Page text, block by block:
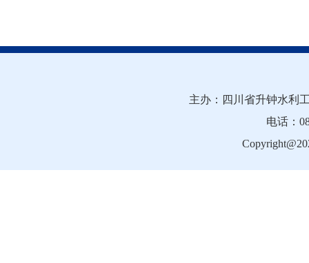
主办：四川省升钟水
电话：